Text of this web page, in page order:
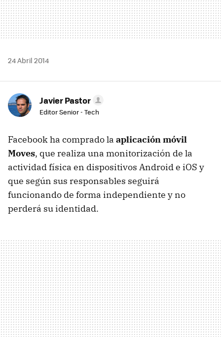
24 Abril 2014
Javier Pastor
Editor Senior - Tech
Facebook ha comprado la aplicación móvil
Moves, que realiza una monitorización de la
actividad física en dispositivos Android e iOS y
que según sus responsables seguirá
funcionando de forma independiente y no
perderá su identidad.